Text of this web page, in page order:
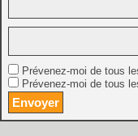
Prévenez-moi de tous
Prévenez-moi de tous